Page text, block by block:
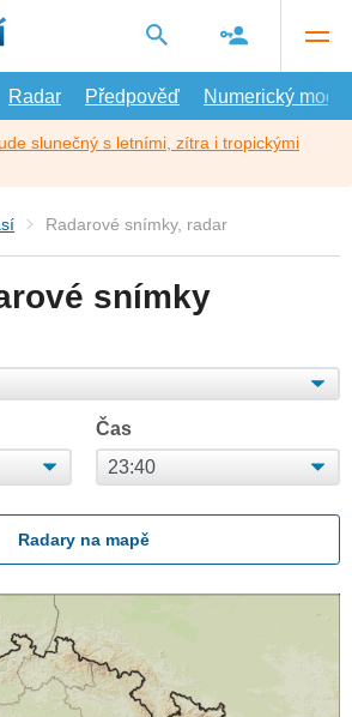
Radar Předpověď Numerický model
slunečný s letními, zítra i tropickými
Radarové snímky, radar
snímky
Čas
Radary na mapě